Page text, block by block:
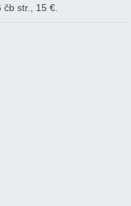
str., 15 €.